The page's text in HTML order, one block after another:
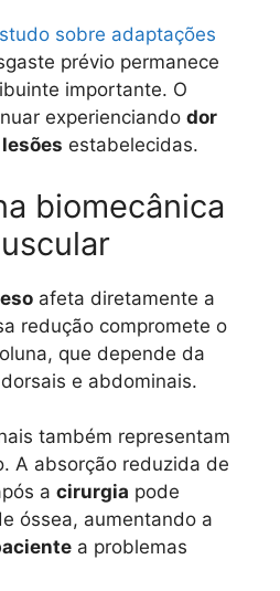
sobre adaptações
prévio permanece
importante. O
experienciando dor
lesões estabelecidas.
biomecânica
afeta diretamente a
redução compromete o
que depende da
e abdominais.
também representam
A absorção reduzida de
a cirurgia pode
óssea, aumentando a
a problemas